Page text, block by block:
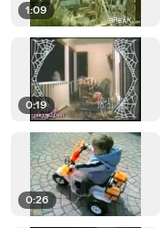
1:09
0:19
0:26